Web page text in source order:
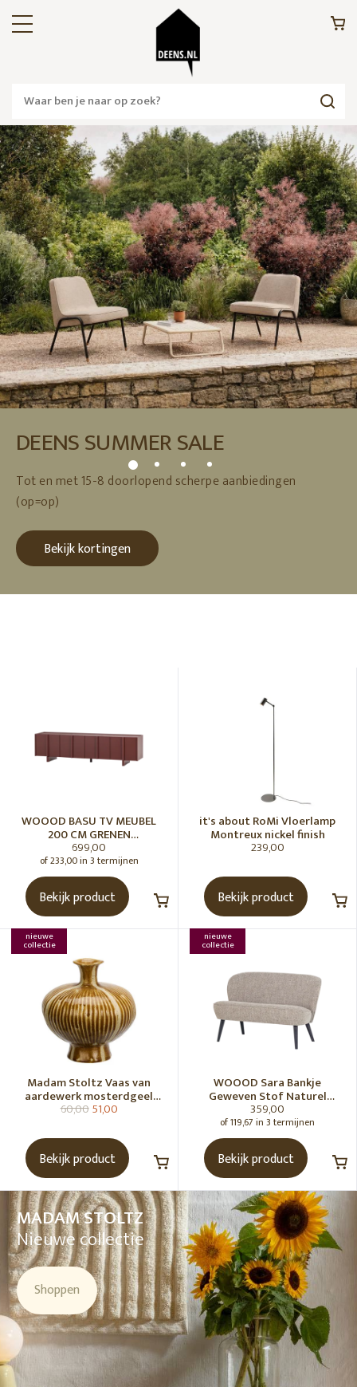
DEENS SUMMER SALE
Tot en met 15-8 doorlopend scherpe aanbiedingen
(op=op)
Bekijk kortingen
WOOOD BASU TV MEUBEL
200 CM GRENEN
BORDEAUXROOD [fsc]
699,00
of 233,00 in 3 termijnen
Bekijk product
it's about RoMi Vloerlamp
Montreux nickel finish
239,00
Bekijk product
nieuwe
collectie
Madam Stoltz Vaas van
aardewerk mosterdgeel
naturel
60,0051,00
Bekijk product
nieuwe
collectie
WOOOD Sara Bankje
Geweven Stof Naturel
Melange [Fsc]
359,00
of 119,67 in 3 termijnen
Bekijk product
MADAM STOLTZ
Nieuwe collectie
Shoppen